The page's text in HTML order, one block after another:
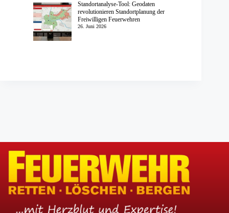
Standortanalyse-Tool: Geodaten
revolutionieren Standortplanung der
Freiwilligen Feuerwehren
26. Juni 2026